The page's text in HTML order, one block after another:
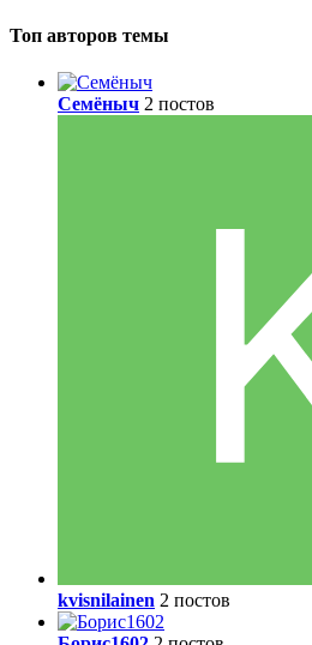
Топ авторов темы
Семёныч 2 постов
kvisnilainen 2 постов